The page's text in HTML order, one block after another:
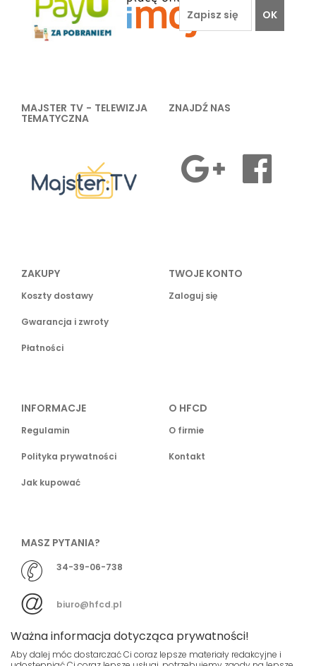
OK
MAJSTER TV - TELEWIZJA
TEMATYCZNA
ZNAJDŹ NAS
ZAKUPY
Koszty dostawy
Gwarancja i zwroty
Płatności
TWOJE KONTO
Zaloguj się
INFORMACJE
Regulamin
Polityka prywatności
Jak kupować
O HFCD
O firmie
Kontakt
MASZ PYTANIA?
34-39-06-738
biuro@hfcd.pl
Ważna informacja dotycząca prywatności!
Aby dalej móc dostarczać Ci coraz lepsze materiały redakcyjne i